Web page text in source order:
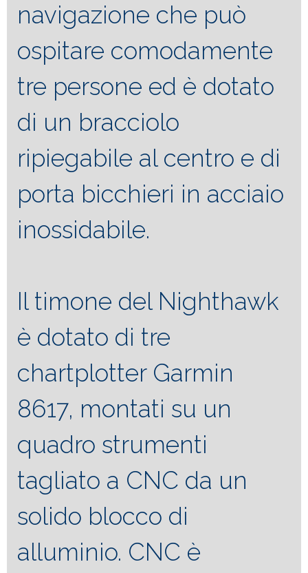
navigazione che può
ospitare comodamente
tre persone ed è dotato
di un bracciolo
ripiegabile al centro e di
porta bicchieri in acciaio
inossidabile.
Il timone del Nighthawk
è dotato di tre
chartplotter Garmin
8617, montati su un
quadro strumenti
tagliato a CNC da un
solido blocco di
alluminio. CNC è